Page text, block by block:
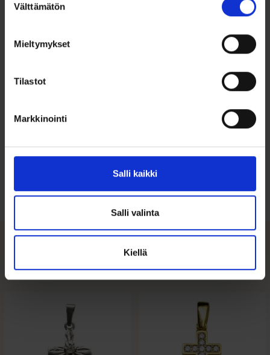
valinta
Välttämätön
Mieltymykset
Tilastot
Markkinointi
Salli kaikki
Salli valinta
Kiellä
Valmistaja: Saurum, Suomi
Koko: 10 x 16 mm
Ohjeita sormuksen tai korun
koon valintaan
Tutustu myös